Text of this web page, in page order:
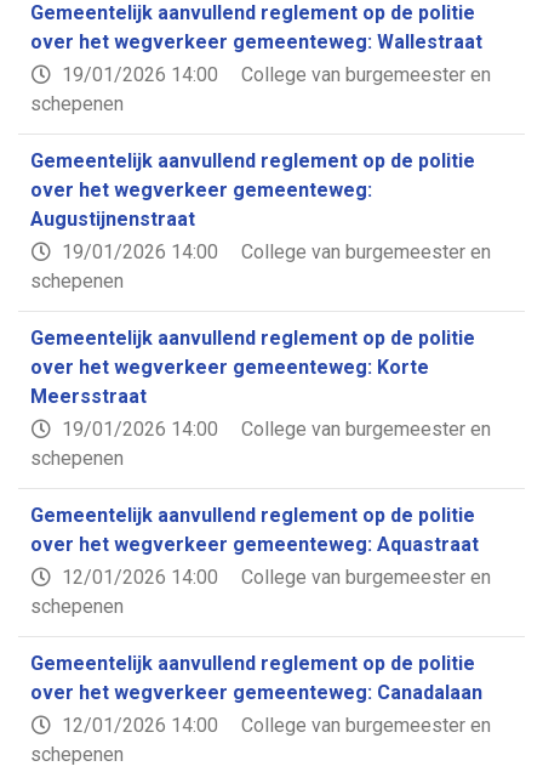
Gemeentelijk aanvullend reglement op de politie
over het wegverkeer gemeenteweg: Wallestraat
19/01/2026 14:00
College van burgemeester en
schepenen
Gemeentelijk aanvullend reglement op de politie
over het wegverkeer gemeenteweg:
Augustijnenstraat
19/01/2026 14:00
College van burgemeester en
schepenen
Gemeentelijk aanvullend reglement op de politie
over het wegverkeer gemeenteweg: Korte
Meersstraat
19/01/2026 14:00
College van burgemeester en
schepenen
Gemeentelijk aanvullend reglement op de politie
over het wegverkeer gemeenteweg: Aquastraat
12/01/2026 14:00
College van burgemeester en
schepenen
Gemeentelijk aanvullend reglement op de politie
over het wegverkeer gemeenteweg: Canadalaan
12/01/2026 14:00
College van burgemeester en
schepenen